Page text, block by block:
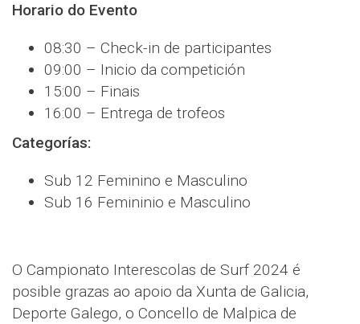
Horario do Evento
08:30 – Check-in de participantes
09:00 – Inicio da competición
15:00 – Finais
16:00 – Entrega de trofeos
Categorías:
Sub 12 Feminino e Masculino
Sub 16 Femininio e Masculino
O Campionato Interescolas de Surf 2024 é
posible grazas ao apoio da Xunta de Galicia,
Deporte Galego, o Concello de Malpica de